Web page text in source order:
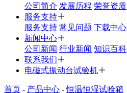
公司简介 发展历程 荣誉资质
服务支持
服务支持 常见问题 下载中心
新闻中心
公司新闻 行业新闻 知识百科
联系我们
电磁式振动台试验机
首页 - 产品中心 -恒温恒湿试验箱